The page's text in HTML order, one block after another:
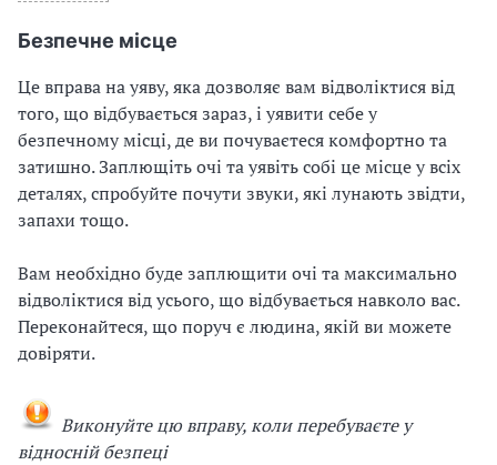
Безпечне місце
Це вправа на уяву, яка дозволяє вам відволіктися від
того, що відбувається зараз, і уявити себе у
безпечному місці, де ви почуваєтеся комфортно та
затишно. Заплющіть очі та уявіть собі це місце у всіх
деталях, спробуйте почути звуки, які лунають звідти,
запахи тощо.
Вам необхідно буде заплющити очі та максимально
відволіктися від усього, що відбувається навколо вас.
Переконайтеся, що поруч є людина, якій ви можете
довіряти.
Виконуйте цю вправу, коли перебуваєте у
відносній безпеці